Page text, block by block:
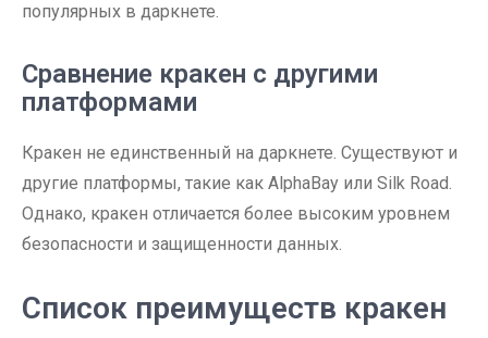
популярных в даркнете.
Сравнение кракен с другими
платформами
Кракен не единственный на даркнете. Существуют и
другие платформы, такие как AlphaBay или Silk Road.
Однако, кракен отличается более высоким уровнем
безопасности и защищенности данных.
Список преимуществ кракен